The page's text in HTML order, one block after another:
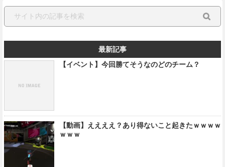
最新記事
【イベント】今回勝てそうなのどのチーム？
【動画】ええええ？あり得ないこと起きたｗｗｗｗ
ｗｗｗ